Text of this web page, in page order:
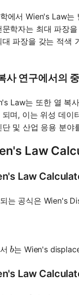
에서 Wien's Law는
문학자는 최대 파장
대 파장을 갖는 적색
사 연구에서의
Law는 또한 열 복
되며, 이는 위성 데이
단 및 산업 응용 분야
Law
Law
는 공식은 Wien's
b
b는 Wien's
Law